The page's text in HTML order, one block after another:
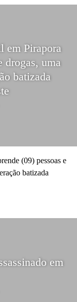
em Pirapora
drogas, uma
batizada
(09) pessoas e
batizada
em